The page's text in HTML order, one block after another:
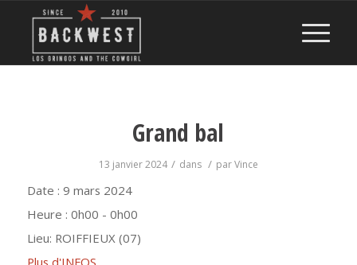
Grand bal
13 janvier 2024 / dans / parVince
Date : 9 mars 2024
Heure : 0h00 - 0h00
Lieu: ROIFFIEUX (07)
Plus d'INFOS